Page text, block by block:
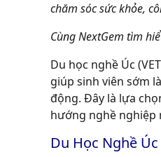
chăm sóc sức khỏe,
Cùng NextGem tìm
Du học nghề Úc
giúp sinh viên sớm
động. Đây là lựa
hướng nghề nghiệp
Du Học Nghề